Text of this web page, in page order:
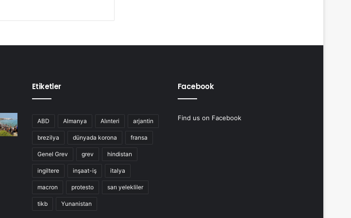
Etiketler
ABD Almanya Alınteri arjantin
brezilya dünyada korona fransa
Genel Grev grev hindistan
ingiltere inşaat-iş italya
macron protesto sarı yelekliler
tikb Yunanistan
Facebook
Find us on Facebook